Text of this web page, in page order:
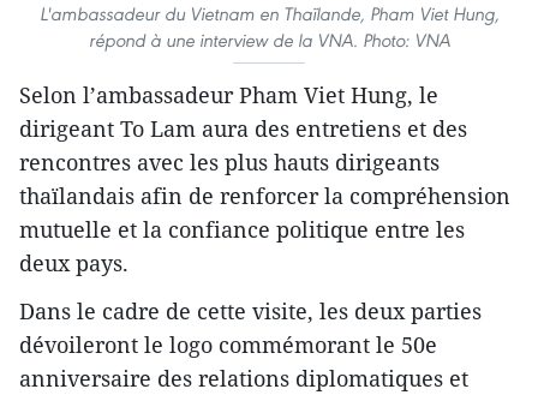
L'ambassadeur du Vietnam en Thaïlande, Pham Viet Hung,
répond à une interview de la VNA. Photo: VNA
Selon l’ambassadeur Pham Viet Hung, le
dirigeant To Lam aura des entretiens et des
rencontres avec les plus hauts dirigeants
thaïlandais afin de renforcer la compréhension
mutuelle et la confiance politique entre les
deux pays.
Dans le cadre de cette visite, les deux parties
dévoileront le logo commémorant le 50e
anniversaire des relations diplomatiques et